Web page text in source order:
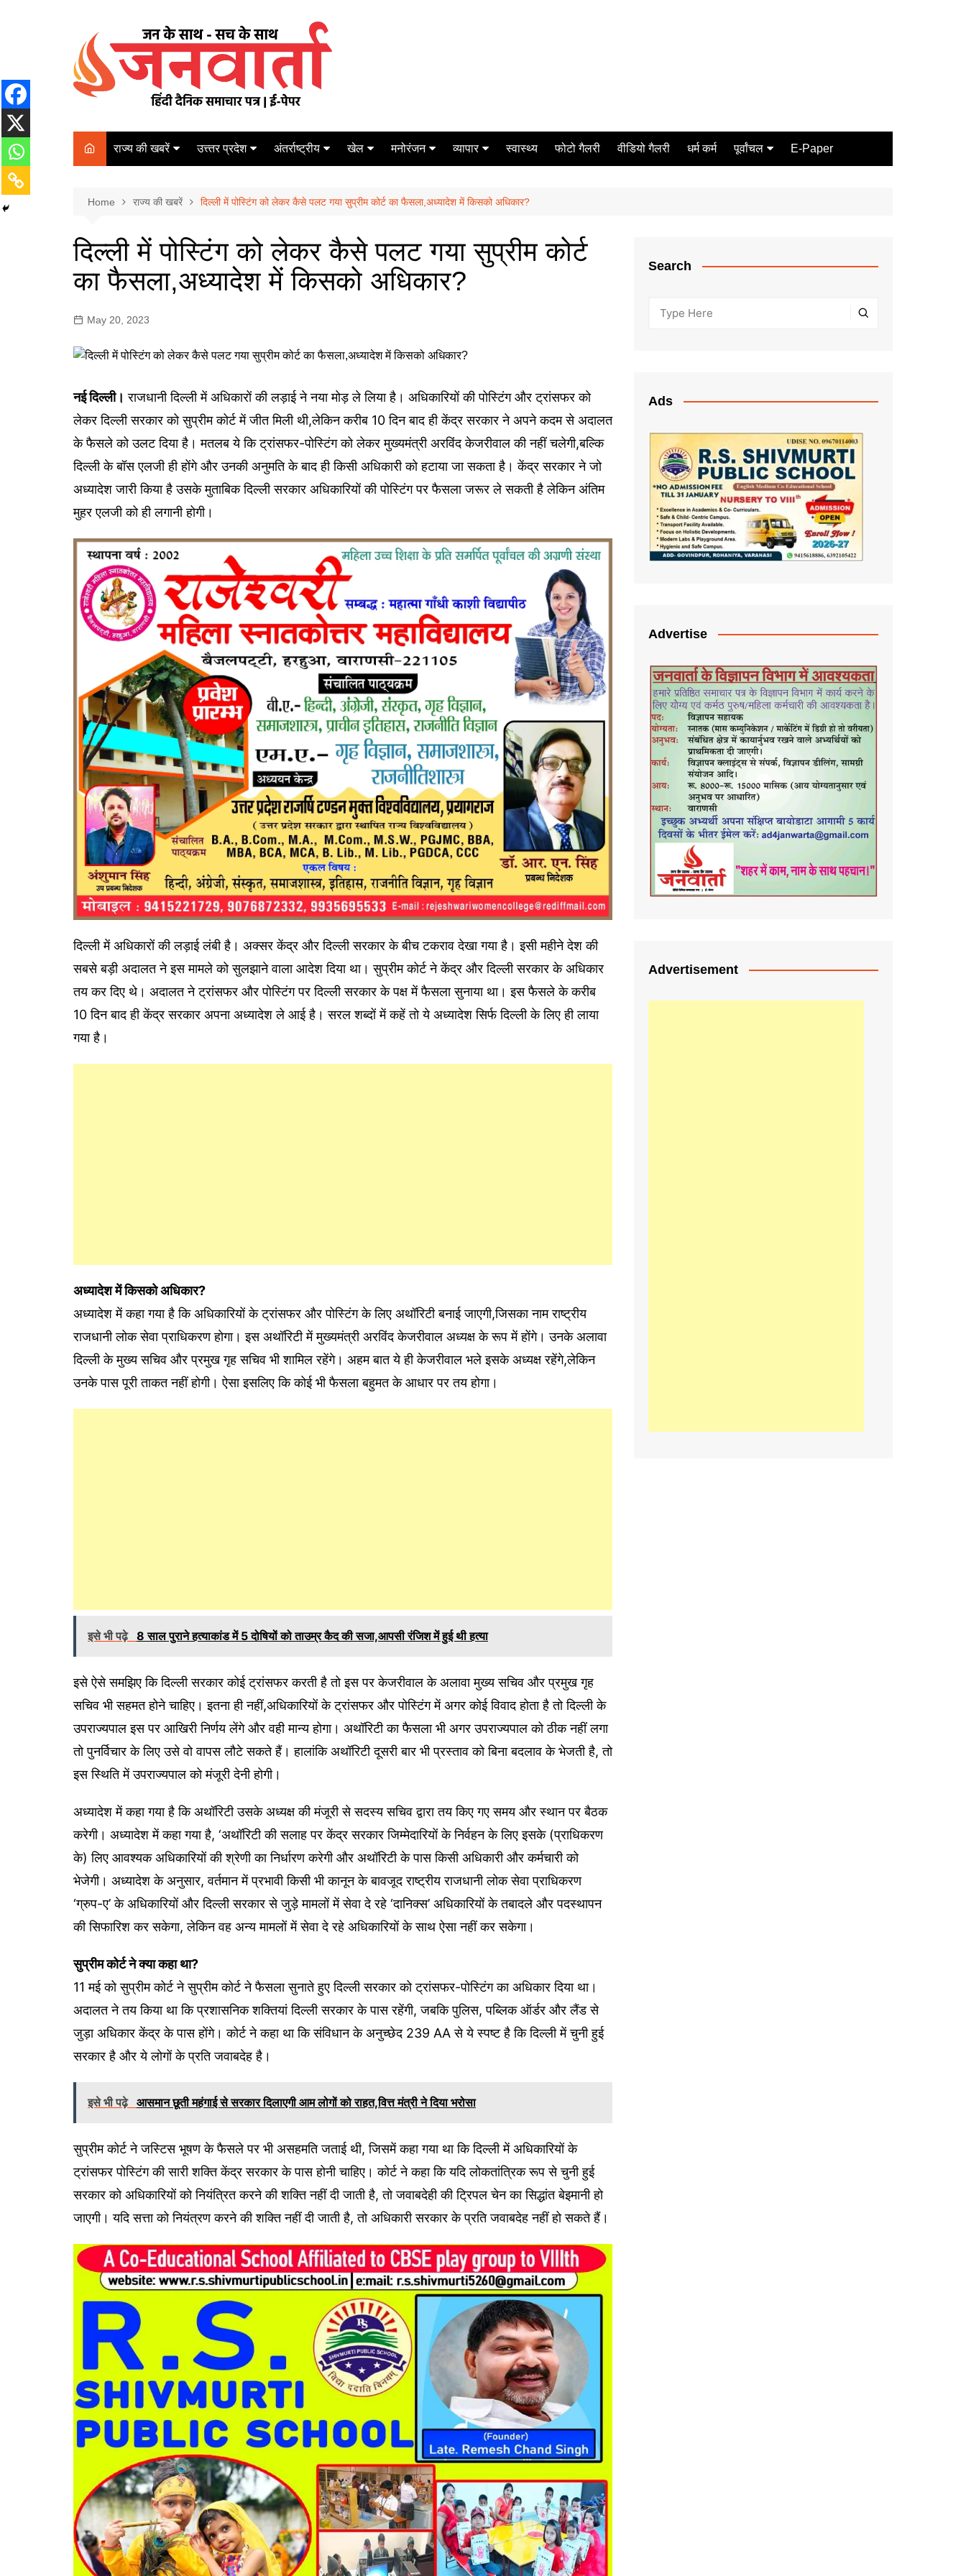
राज्य की खबरें
पटना
कोलकाता
नई दिल्ली
मुम्बई
उत्त्तर प्रदेश
कानपुर
आज़मगढ़
ग़ाज़ीपुर
लखनऊ
अंतर्राष्ट्रीय खेल
टेनिस
मनोरंजन
मिर्च मसाला
व्यापार
ऑटो मोबाइल
स्वास्थ्य फोटो गैलरी वीडियो गैलरी धर्म कर्म पूर्वांचल E-Paper
Home राज्य की खबरें दिल्ली में पोस्टिंग को लेकर कैसे पलट गया सुप्रीम कोर्ट का फैसला,अध्यादेश में किसको अधिकार?
दिल्ली में पोस्टिंग को लेकर कैसे पलट गया सुप्रीम कोर्ट
का फैसला,अध्यादेश में किसको अधिकार?
May 20, 2023
नई दिल्ली। राजधानी दिल्ली में अधिकारों की लड़ाई ने नया मोड़ ले लिया है। अधिकारियों की पोस्टिंग और ट्रांसफर को
लेकर दिल्ली सरकार को सुप्रीम कोर्ट में जीत मिली थी,लेकिन करीब 10 दिन बाद ही केंद्र सरकार ने अपने कदम से अदालत
के फैसले को उलट दिया है। मतलब ये कि ट्रांसफर-पोस्टिंग को लेकर मुख्यमंत्री अरविंद केजरीवाल की नहीं चलेगी,बल्कि
दिल्ली के बॉस एलजी ही होंगे और उनकी अनुमति के बाद ही किसी अधिकारी को हटाया जा सकता है। केंद्र सरकार ने जो
अध्यादेश जारी किया है उसके मुताबिक दिल्ली सरकार अधिकारियों की पोस्टिंग पर फैसला जरूर ले सकती है लेकिन अंतिम
मुहर एलजी को ही लगानी होगी।
दिल्ली में अधिकारों की लड़ाई लंबी है। अक्सर केंद्र और दिल्ली सरकार के बीच टकराव देखा गया है। इसी महीने देश की
सबसे बड़ी अदालत ने इस मामले को सुलझाने वाला आदेश दिया था। सुप्रीम कोर्ट ने केंद्र और दिल्ली सरकार के अधिकार
तय कर दिए थे। अदालत ने ट्रांसफर और पोस्टिंग पर दिल्ली सरकार के पक्ष में फैसला सुनाया था। इस फैसले के करीब
10 दिन बाद ही केंद्र सरकार अपना अध्यादेश ले आई है। सरल शब्दों में कहें तो ये अध्यादेश सिर्फ दिल्ली के लिए ही लाया
गया है।
अध्यादेश में किसको अधिकार?
अध्यादेश में कहा गया है कि अधिकारियों के ट्रांसफर और पोस्टिंग के लिए अथॉरिटी बनाई जाएगी,जिसका नाम राष्ट्रीय
राजधानी लोक सेवा प्राधिकरण होगा। इस अथॉरिटी में मुख्यमंत्री अरविंद केजरीवाल अध्यक्ष के रूप में होंगे। उनके अलावा
दिल्ली के मुख्य सचिव और प्रमुख गृह सचिव भी शामिल रहेंगे। अहम बात ये ही केजरीवाल भले इसके अध्यक्ष रहेंगे,लेकिन
उनके पास पूरी ताकत नहीं होगी। ऐसा इसलिए कि कोई भी फैसला बहुमत के आधार पर तय होगा।
इसे भी पढ़े 8 साल पुराने हत्याकांड में 5 दोषियों को ताउम्र कैद की सजा,आपसी रंजिश में हुई थी हत्या
इसे ऐसे समझिए कि दिल्ली सरकार कोई ट्रांसफर करती है तो इस पर केजरीवाल के अलावा मुख्य सचिव और प्रमुख गृह
सचिव भी सहमत होने चाहिए। इतना ही नहीं,अधिकारियों के ट्रांसफर और पोस्टिंग में अगर कोई विवाद होता है तो दिल्ली के
उपराज्यपाल इस पर आखिरी निर्णय लेंगे और वही मान्य होगा। अथॉरिटी का फैसला भी अगर उपराज्यपाल को ठीक नहीं लगा
तो पुनर्विचार के लिए उसे वो वापस लौटे सकते हैं। हालांकि अथॉरिटी दूसरी बार भी प्रस्ताव को बिना बदलाव के भेजती है, तो
इस स्थिति में उपराज्यपाल को मंजूरी देनी होगी।
अध्यादेश में कहा गया है कि अथॉरिटी उसके अध्यक्ष की मंजूरी से सदस्य सचिव द्वारा तय किए गए समय और स्थान पर बैठक
करेगी। अध्यादेश में कहा गया है, ‘अथॉरिटी की सलाह पर केंद्र सरकार जिम्मेदारियों के निर्वहन के लिए इसके (प्राधिकरण
के) लिए आवश्यक अधिकारियों की श्रेणी का निर्धारण करेगी और अथॉरिटी के पास किसी अधिकारी और कर्मचारी को
भेजेगी। अध्यादेश के अनुसार, वर्तमान में प्रभावी किसी भी कानून के बावजूद राष्ट्रीय राजधानी लोक सेवा प्राधिकरण
‘ग्रुप-ए’ के अधिकारियों और दिल्ली सरकार से जुड़े मामलों में सेवा दे रहे ‘दानिक्स’ अधिकारियों के तबादले और पदस्थापन
की सिफारिश कर सकेगा, लेकिन वह अन्य मामलों में सेवा दे रहे अधिकारियों के साथ ऐसा नहीं कर सकेगा।
सुप्रीम कोर्ट ने क्या कहा था?
11 मई को सुप्रीम कोर्ट ने सुप्रीम कोर्ट ने फैसला सुनाते हुए दिल्ली सरकार को ट्रांसफर-पोस्टिंग का अधिकार दिया था।
अदालत ने तय किया था कि प्रशासनिक शक्तियां दिल्ली सरकार के पास रहेंगी, जबकि पुलिस, पब्लिक ऑर्डर और लैंड से
जुड़ा अधिकार केंद्र के पास होंगे। कोर्ट ने कहा था कि संविधान के अनुच्छेद 239 AA से ये स्पष्ट है कि दिल्ली में चुनी हुई
सरकार है और ये लोगों के प्रति जवाबदेह है।
इसे भी पढ़े आसमान छूती महंगाई से सरकार दिलाएगी आम लोगों को राहत,वित्त मंत्री ने दिया भरोसा
सुप्रीम कोर्ट ने जस्टिस भूषण के फैसले पर भी असहमति जताई थी, जिसमें कहा गया था कि दिल्ली में अधिकारियों के
ट्रांसफर पोस्टिंग की सारी शक्ति केंद्र सरकार के पास होनी चाहिए। कोर्ट ने कहा कि यदि लोकतांत्रिक रूप से चुनी हुई
सरकार को अधिकारियों को नियंत्रित करने की शक्ति नहीं दी जाती है, तो जवाबदेही की ट्रिपल चेन का सिद्धांत बेइमानी हो
जाएगी। यदि सत्ता को नियंत्रण करने की शक्ति नहीं दी जाती है, तो अधिकारी सरकार के प्रति जवाबदेह नहीं हो सकते हैं।
Search
Ads
Advertise
Advertisement